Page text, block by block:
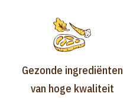
Gezonde ingrediënten
van hoge kwaliteit